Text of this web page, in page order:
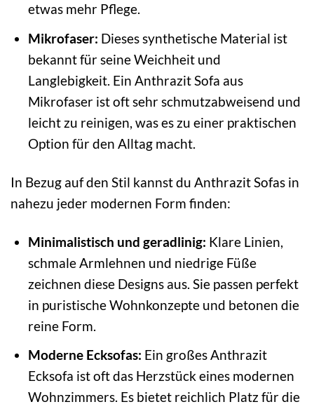
etwas mehr Pflege.
Mikrofaser: Dieses synthetische Material ist
bekannt für seine Weichheit und
Langlebigkeit. Ein Anthrazit Sofa aus
Mikrofaser ist oft sehr schmutzabweisend und
leicht zu reinigen, was es zu einer praktischen
Option für den Alltag macht.
In Bezug auf den Stil kannst du Anthrazit Sofas in
nahezu jeder modernen Form finden:
Minimalistisch und geradlinig: Klare Linien,
schmale Armlehnen und niedrige Füße
zeichnen diese Designs aus. Sie passen perfekt
in puristische Wohnkonzepte und betonen die
reine Form.
Moderne Ecksofas: Ein großes Anthrazit
Ecksofa ist oft das Herzstück eines modernen
Wohnzimmers. Es bietet reichlich Platz für die